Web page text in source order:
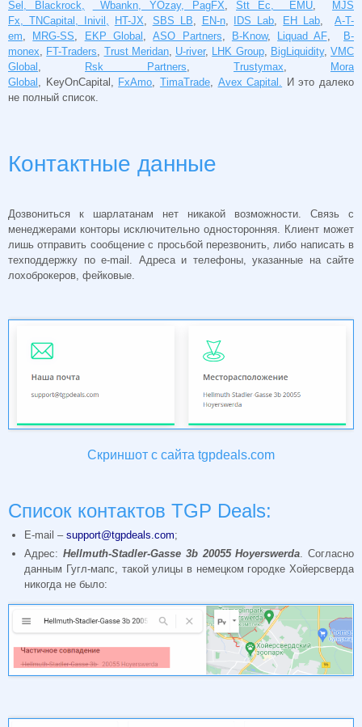
Sel, Blackrock, Wbankn, YOzay, PagFX Stt Ec, EMU
MJS
Fx, TNCapital, Inivil,
HT-JX SBS LB EN-n, IDS Lab EH Lab ,A-T-
em
MRG-SS EKP Global ,ASO Partners B-Know, Liquad AF,
B-
monex
FT-Traders Trust Meridan, U-river, LHK Group, BigLiquidity, VMC
Global
Rsk Partners Trustymax
Mora
Global
, KeyOnCapital, FxAmo TimaTrade, Avex Capital.
И это далеко
не полный список.
Контактные данные
Дозвониться к шарлатанам нет никакой возможности. Связь с
менеджерами конторы исключительно односторонняя. Клиент может
лишь отправить сообщение с просьбой перезвонить, либо написать в
техподдержку по e-mail. Адреса и телефоны, указанные на сайте
лохоброкеров, фейковые.
Скриншот с сайта tgpdeals.com
Список контактов TGP Deals:
E-mail –support@tgpdeals.com;
Адрес:Hellmuth-Stadler-Gasse 3b 20055 Hoyerswerda. Согласно
данным Гугл-мапс, такой улицы в немецком городке Хойерсверда
никогда не было: